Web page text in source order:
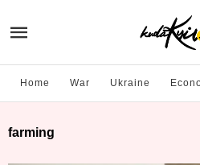
Home War Ukraine
farming